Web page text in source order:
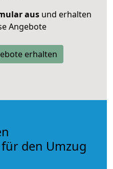
ausund erhalten
Angebote
erhalten
den Umzug